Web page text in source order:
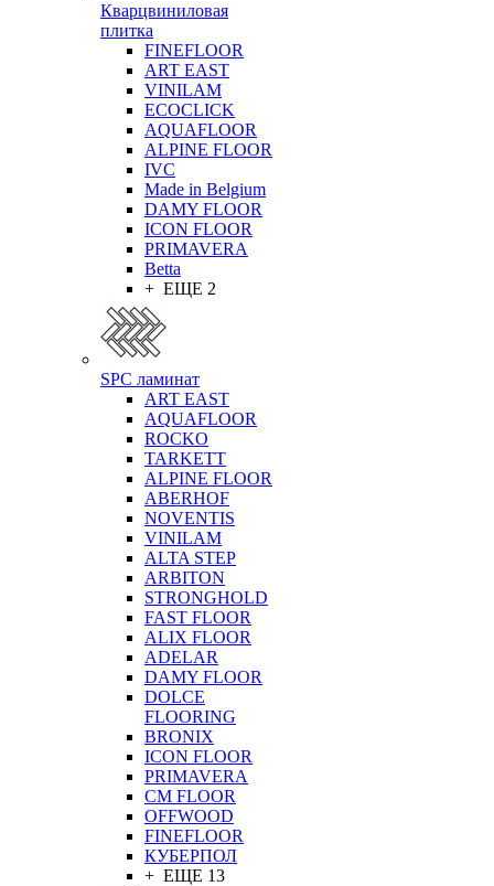
Кварцвиниловая
плитка
FINEFLOOR
ART EAST
VINILAM
ECOCLICK
AQUAFLOOR
ALPINE FLOOR
IVC
Made in Belgium
DAMY FLOOR
ICON FLOOR
PRIMAVERA
Betta
+ ЕЩЕ 2
SPC ламинат
ART EAST
AQUAFLOOR
ROCKO
TARKETT
ALPINE FLOOR
ABERHOF
NOVENTIS
VINILAM
ALTA STEP
ARBITON
STRONGHOLD
FAST FLOOR
ALIX FLOOR
ADELAR
DAMY FLOOR
DOLCE
FLOORING
BRONIX
ICON FLOOR
PRIMAVERA
CM FLOOR
OFFWOOD
FINEFLOOR
КУБЕРПОЛ
+ ЕЩЕ 13